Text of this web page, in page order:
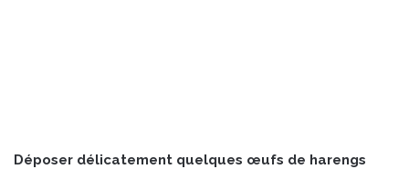
Déposer délicatement quelques œufs de harengs